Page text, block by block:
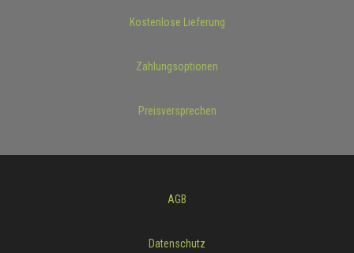
Kostenlose Lieferung
Zahlungsoptionen
Preisversprechen
AGB
Datenschutz